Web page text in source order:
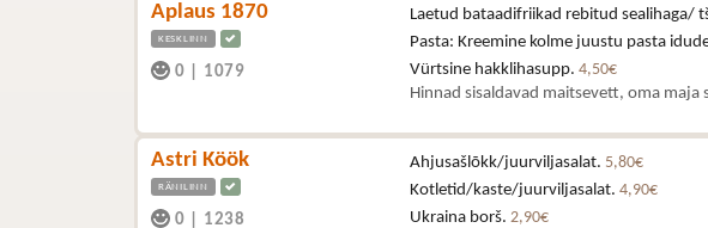
Aplaus 1870
KESKLINN
0 1079
Laetud bataadifriikad rebitud sealihaga/
Pasta: Kreemine kolme juustu pasta
Vürtsine hakklihasupp. 4,50€
Hinnad sisaldavad maitsevett, oma maja
Astri Köök
RÄNILINN
0 1238
Ahjusašlõkk/juurviljasalat. 5,80€
Kotletid/kaste/juurviljasalat. 4,90€
Ukraina borš. 2,90€